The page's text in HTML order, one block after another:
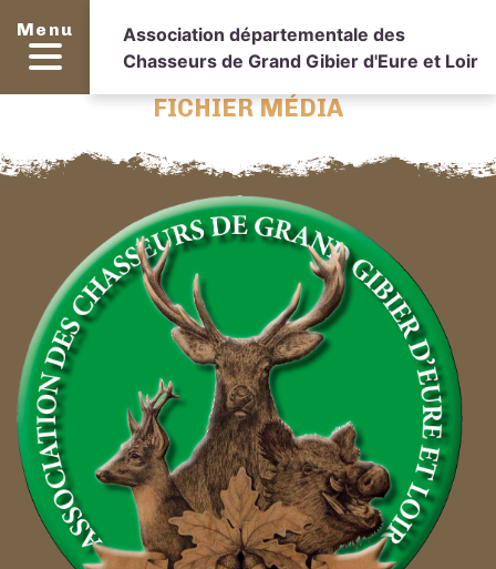
Menu
Association départementale des
Chasseurs de Grand Gibier d'Eure et Loir
FICHIER MÉDIA